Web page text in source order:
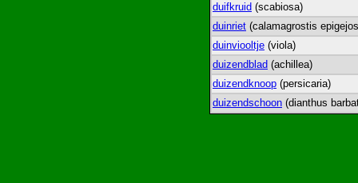
duifkruid (scabiosa)
duinriet (calamagrostis
duinviooltje (viola)
duizendblad (achillea)
duizendknoop (persicaria)
duizendschoon (dianthus